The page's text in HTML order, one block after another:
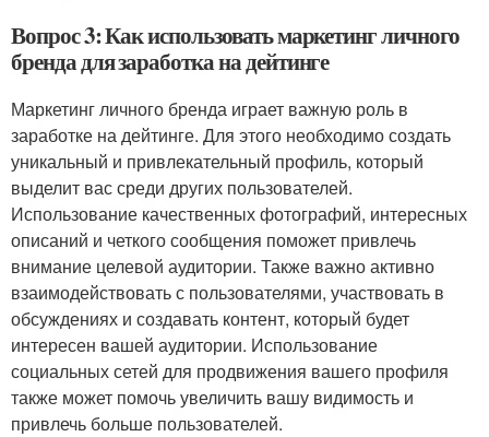
Вопрос 3: Как использовать маркетинг личного
бренда для заработка на дейтинге
Маркетинг личного бренда играет важную роль в
заработке на дейтинге. Для этого необходимо создать
уникальный и привлекательный профиль, который
выделит вас среди других пользователей.
Использование качественных фотографий, интересных
описаний и четкого сообщения поможет привлечь
внимание целевой аудитории. Также важно активно
взаимодействовать с пользователями, участвовать в
обсуждениях и создавать контент, который будет
интересен вашей аудитории. Использование
социальных сетей для продвижения вашего профиля
также может помочь увеличить вашу видимость и
привлечь больше пользователей.